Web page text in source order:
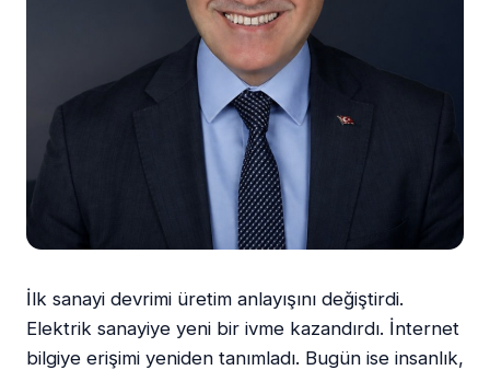
İlk sanayi devrimi üretim anlayışını değiştirdi.
Elektrik sanayiye yeni bir ivme kazandırdı. İnternet
bilgiye erişimi yeniden tanımladı. Bugün ise insanlık,